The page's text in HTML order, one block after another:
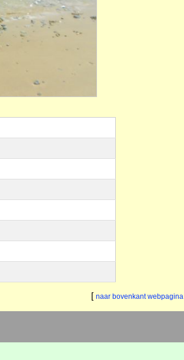
[ naar bovenkant webpagina